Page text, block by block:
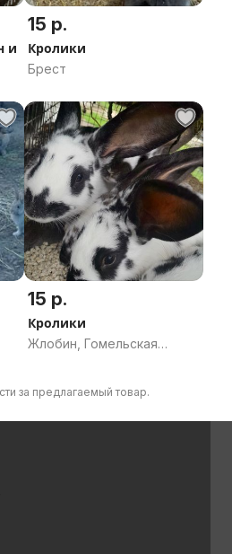
и
15 р.
Кролики
Брест
15 р.
Кролики
Жлобин, Гомельская
за предлагаемый товар.